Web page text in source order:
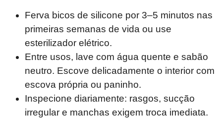
Ferva bicos de silicone por 3–5 minutos nas
primeiras semanas de vida ou use
esterilizador elétrico.
Entre usos, lave com água quente e sabão
neutro. Escove delicadamente o interior com
escova própria ou paninho.
Inspecione diariamente: rasgos, sucção
irregular e manchas exigem troca imediata.